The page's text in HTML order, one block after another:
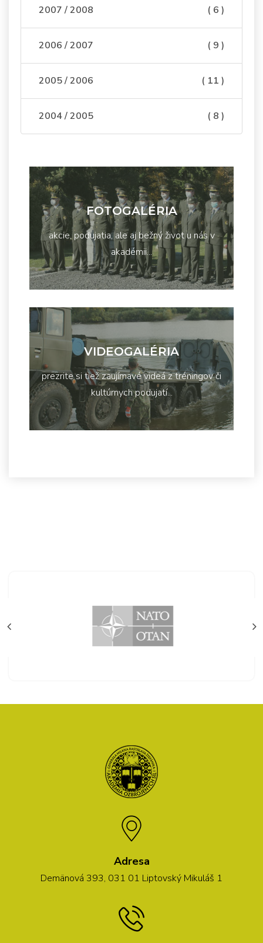
2007 / 2008 ( 6 )
2006 / 2007 ( 9 )
2005 / 2006 ( 11 )
2004 / 2005 ( 8 )
FOTOGALÉRIA
akcie, podujatia, ale aj bežný život u nás v
akadémii...
VIDEOGALÉRIA
prezrite si tiež zaujímavé videá z tréningov či
kultúrnych podujatí...
Adresa
Demänová 393, 031 01 Liptovský Mikuláš 1